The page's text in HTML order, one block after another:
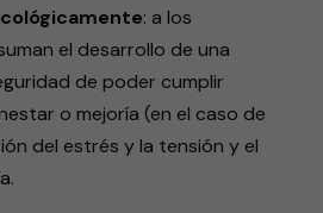
: a los
el desarrollo de una
de poder cumplir
o mejoría (en el caso de
del estrés y la tensión y el